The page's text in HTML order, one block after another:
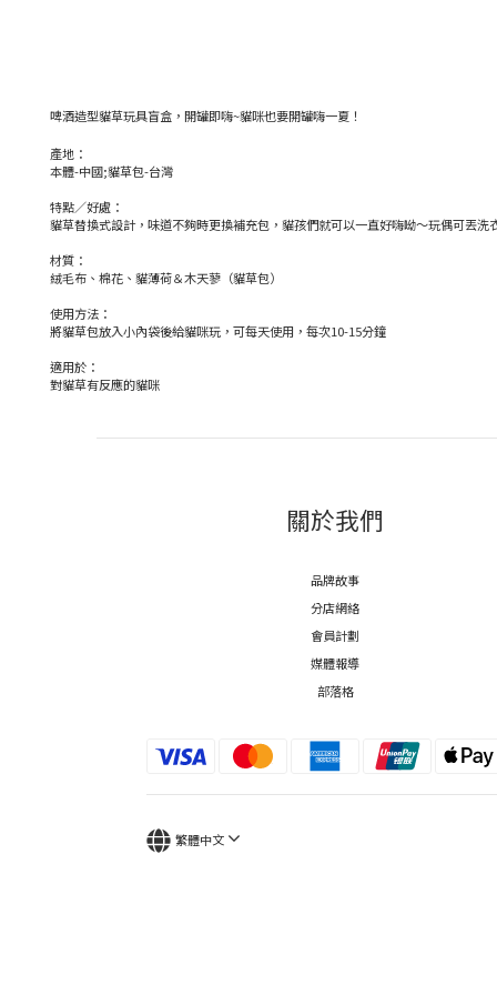
啤酒造型貓草玩具盲盒，開罐即嗨~貓咪也要開罐嗨一夏！
產地：
本體-中國;貓草包-台灣
特點／好處：
貓草替換式設計，味道不夠時更換補充包，貓孩們就可以一直好嗨呦～玩偶可丟洗
材質：
絨毛布、棉花、貓薄荷＆木天蓼（貓草包）
使用方法：
將貓草包放入小內袋後給貓咪玩，可每天使用，每次10-15分鐘
適用於：
對貓草有反應的貓咪
關於我們
品牌故事
分店網絡
會員計劃
媒體報導
部落格
繁體中文